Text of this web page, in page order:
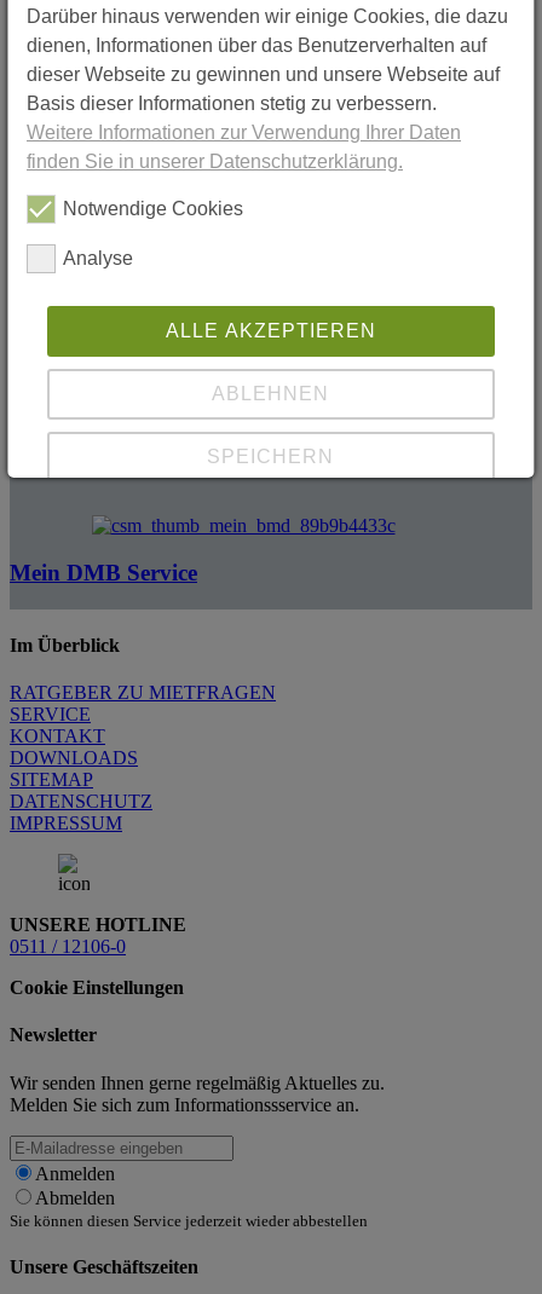
nachfolgende Rubriken weitere Informationen:
Betriebskostenspiegel
Heizkostenspiegel
Wohngeld
MieterZeitung
Heizkostenspiegel
Reichtum umverteilen
Mein DMB Service
Im Überblick
RATGEBER ZU MIETFRAGEN
SERVICE
KONTAKT
DOWNLOADS
SITEMAP
DATENSCHUTZ
IMPRESSUM
UNSERE HOTLINE
0511 / 12106-0
Cookie Einstellungen
Newsletter
Wir senden Ihnen gerne regelmäßig Aktuelles zu.
Melden Sie sich zum Informationssservice an.
Anmelden
Abmelden
Sie können diesen Service jederzeit wieder abbestellen
Unsere Geschäftszeiten
Darüber hinaus verwenden wir einige Cookies, die dazu
dienen, Informationen über das Benutzerverhalten auf
dieser Webseite zu gewinnen und unsere Webseite auf
Basis dieser Informationen stetig zu verbessern.
Weitere Informationen zur Verwendung Ihrer Daten
finden Sie in unserer Datenschutzerklärung.
Notwendige Cookies
Analyse
ALLE AKZEPTIEREN
ABLEHNEN
SPEICHERN
Details anzeigen
Impressum